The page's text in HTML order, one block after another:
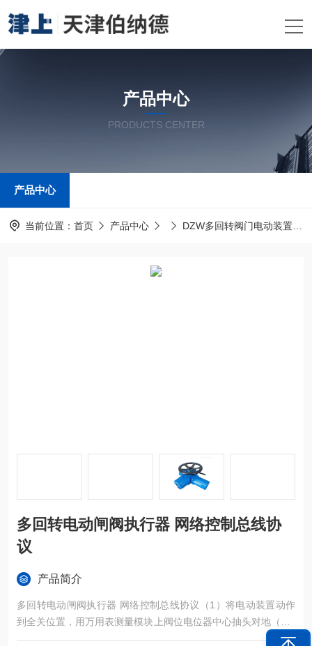
产品中心
PRODUCTS CENTER
产品中心
当前位置： 首页 产品中心 DZW多回转阀门电动装置
多回转电动闸阀执行器 网络控制总线协
议
产品简介
多回转电动闸阀执行器 网络控制总线协议（1）将电动装置动作
到全关位置，用万用表测量模块上阀位电位器中心抽头对地（GN
D）的电压，即（12）和（11）端子间电压，此电压值应随阀门